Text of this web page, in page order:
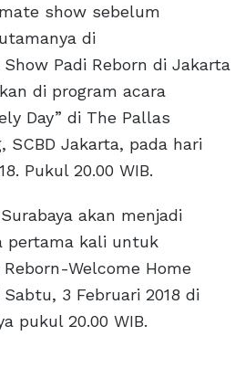
show sebelum
di
Padi Reborn di Jakarta
di program acara
Day” di The Pallas
SCBD Jakarta, pada hari
Pukul 20.00 WIB.
akan menjadi
pertama kali untuk
Welcome Home
3 Februari 2018 di
pukul 20.00 WIB.